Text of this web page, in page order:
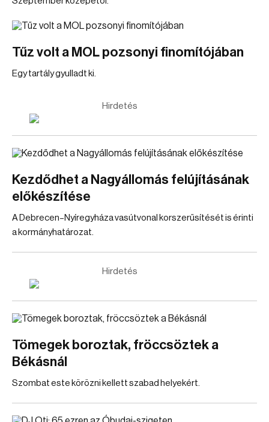
Tűz volt a MOL pozsonyi finomítójában
Egy tartály gyulladt ki.
Hirdetés
Kezdődhet a Nagyállomás felújításának
előkészítése
A Debrecen–Nyíregyháza vasútvonal korszerűsítését is érinti
a kormányhatározat.
Hirdetés
Tömegek boroztak, fröccsöztek a
Békásnál
Szombat este körözni kellett szabad helyekért.